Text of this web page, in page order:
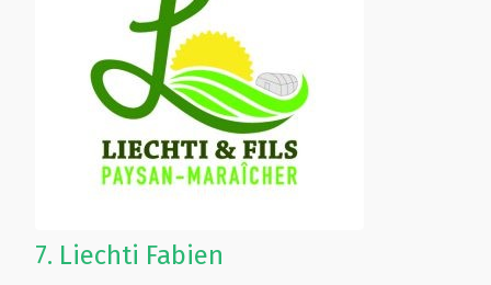
7. Liechti Fabien